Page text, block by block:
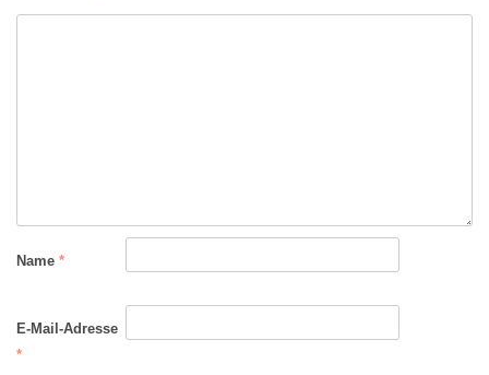
Name *
E-Mail-Adresse
*